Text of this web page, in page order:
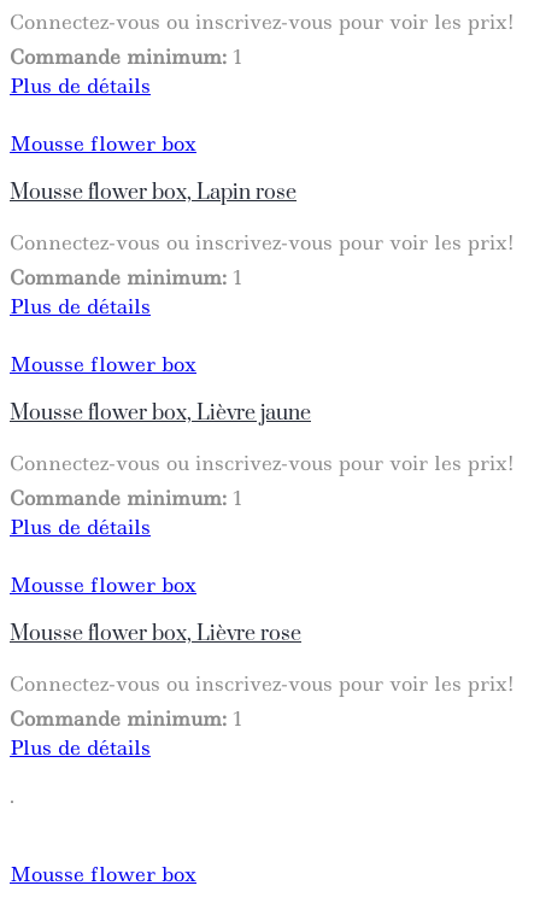
Connectez-vous ou inscrivez-vous pour voir les prix!
Commande minimum: 1
Plus de détails
Mousse flower box
Mousse flower box, Lapin rose
Connectez-vous ou inscrivez-vous pour voir les prix!
Commande minimum: 1
Plus de détails
Mousse flower box
Mousse flower box, Lièvre jaune
Connectez-vous ou inscrivez-vous pour voir les prix!
Commande minimum: 1
Plus de détails
Mousse flower box
Mousse flower box, Lièvre rose
Connectez-vous ou inscrivez-vous pour voir les prix!
Commande minimum: 1
Plus de détails
.
Mousse flower box